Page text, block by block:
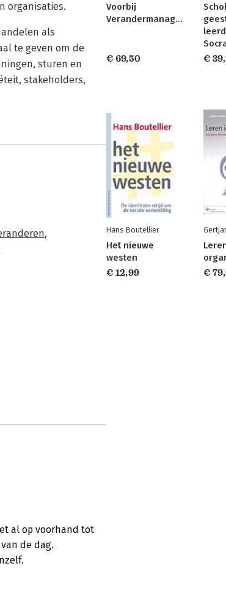
organisaties.
als
te geven om de
sturen en
stakeholders,
,
al op voorhand tot
de dag.
Voorbij
Verandermanagement
€ 69,50
€
Hans Boutellier
Het nieuwe
westen
€ 12,99
€